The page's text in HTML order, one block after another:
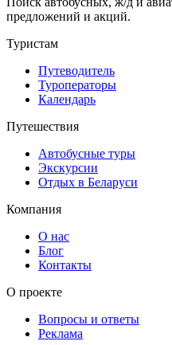
предложений и акций.
Туристам
Путеводитель
Туроператоры
Календарь
Путешествия
Автобусные туры
Экскурсии
Отдых в Беларуси
Компания
О нас
Блог
Контакты
О проекте
Вопросы и ответы
Реклама